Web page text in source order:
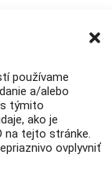
používame
a/alebo
týmito
ako je
na tejto stránke.
ovplyvniť
webstránka je